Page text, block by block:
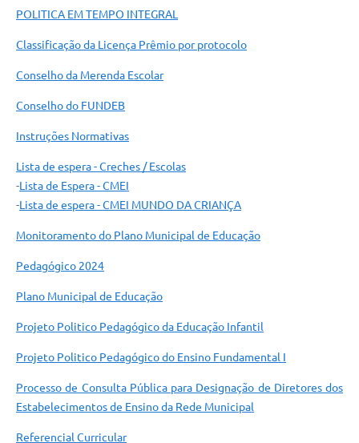
POLITICA EM TEMPO INTEGRAL
Classificação da Licença Prêmio por protocolo
Conselho da Merenda Escolar
Conselho do FUNDEB
Instruções Normativas
Lista de espera - Creches / Escolas
-Lista de Espera - CMEI
-Lista de espera - CMEI MUNDO DA CRIANÇA
Monitoramento do Plano Municipal de Educação
Pedagógico 2024
Plano Municipal de Educação
Projeto Politico Pedagógico da Educação Infantil
Projeto Politico Pedagógico do Ensino Fundamental I
Processo de Consulta Pública para Designação de Diretores dos
Estabelecimentos de Ensino da Rede Municipal
Referencial Curricular